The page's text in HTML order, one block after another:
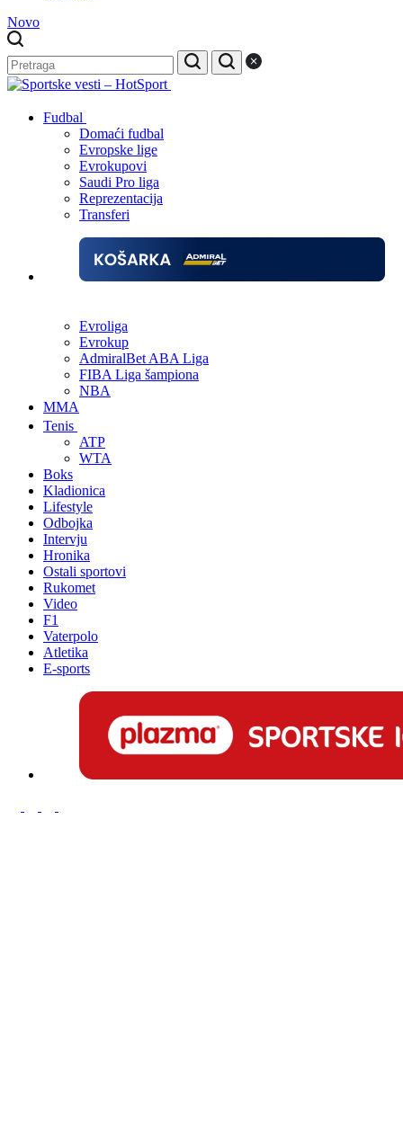
Novo
Fudbal
Domaći fudbal
Evropske lige
Evrokupovi
Saudi Pro liga
Reprezentacija
Transferi
Evroliga
Evrokup
AdmiralBet ABA Liga
FIBA Liga šampiona
NBA
MMA
Tenis
ATP
WTA
Boks
Kladionica
Lifestyle
Odbojka
Intervju
Hronika
Ostali sportovi
Rukomet
Video
F1
Vaterpolo
Atletika
E-sports